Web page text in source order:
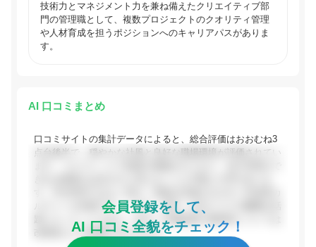
技術力とマネジメント力を兼ね備えたクリエイティブ部
門の管理職として、複数プロジェクトのクオリティ管理
や人材育成を担うポジションへのキャリアパスがありま
す。
AI 口コミまとめ
口コミサイトの集計データによると、総合評価はおおむね3
点台後半で、穏やかな社風と良好な職場環境が評価されてい
ルチャーが特徴です。一方で、若手・主任クラスの離職が話
題になったこともあり、給与・評価制度の透明性については
改善途上との指摘も見られます。
会員登録をして、
AI 口コミ全貌をチェック！